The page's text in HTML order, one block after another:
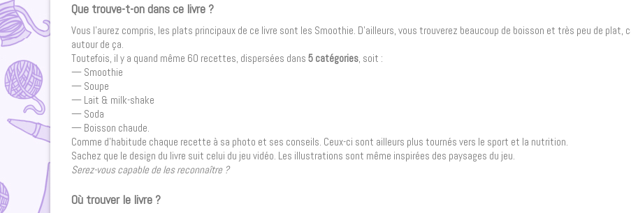
Que trouve-t-on dans ce livre ?
Vous l’aurez compris, les plats principaux de ce livre sont les Smoothie. D’ailleurs, vous trouverez beaucoup de boisson et très peu de plat,
autour de ça.
Toutefois, il y a quand même 60 recettes, dispersées dans 5 catégories, soit :
— Smoothie
— Soupe
— Lait & milk-shake
— Soda
— Boisson chaude.
Comme d’habitude chaque recette à sa photo et ses conseils. Ceux-ci sont ailleurs plus tournés vers le sport et la nutrition.
Sachez que le design du livre suit celui du jeu vidéo. Les illustrations sont même inspirées des paysages du jeu.
Serez-vous capable de les reconnaître ?
Où trouver le livre ?